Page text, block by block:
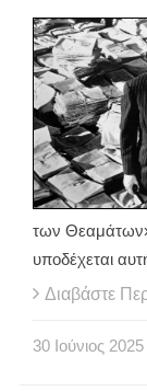
των Θεαμάτων»
υποδέχεται
Διαβάστε
30 Ιούνιος 2025